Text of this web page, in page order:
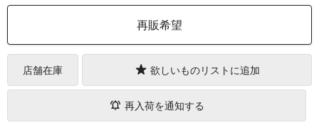
再販希望
店舗在庫 欲しいものリストに追加
再入荷を通知する